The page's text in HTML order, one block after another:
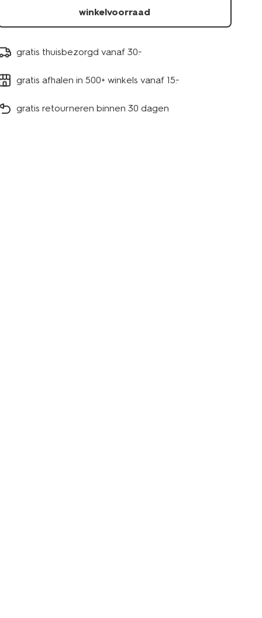
winkelvoorraad
gratis thuisbezorgd vanaf 30.-
gratis afhalen in 500+ winkels vanaf 15.-
gratis retourneren binnen 30 dagen